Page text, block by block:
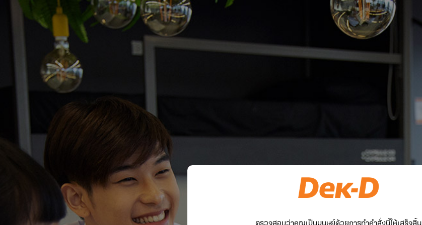
ตรวจสอบว่าคุณเป็นมนุษย์ด้วยการทำคำสั่งนี้ให้เสร็จสิ้น